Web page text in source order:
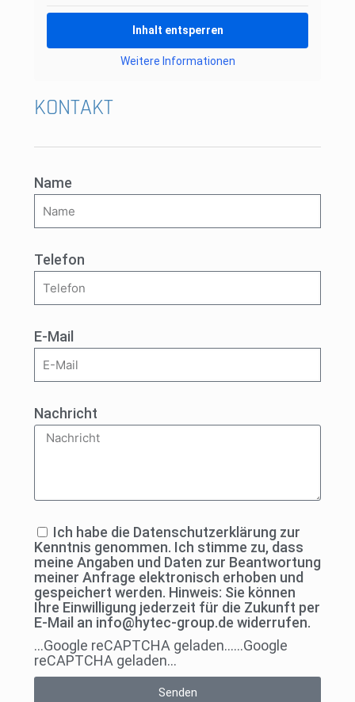
Inhalt entsperren
Weitere Informationen
KONTAKT
Name
Telefon
E-Mail
Nachricht
Ich habe die Datenschutzerklärung zur
Kenntnis genommen. Ich stimme zu, dass
meine Angaben und Daten zur Beantwortung
meiner Anfrage elektronisch erhoben und
gespeichert werden. Hinweis: Sie können
Ihre Einwilligung jederzeit für die Zukunft per
E-Mail an info@hytec-group.de widerrufen.
...Google reCAPTCHA geladen......Google
reCAPTCHA geladen...
Senden